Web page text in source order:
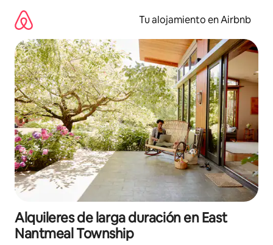
contenido
Tu alojamiento en Airbnb
Alquileres de larga duración en East
Nantmeal Township